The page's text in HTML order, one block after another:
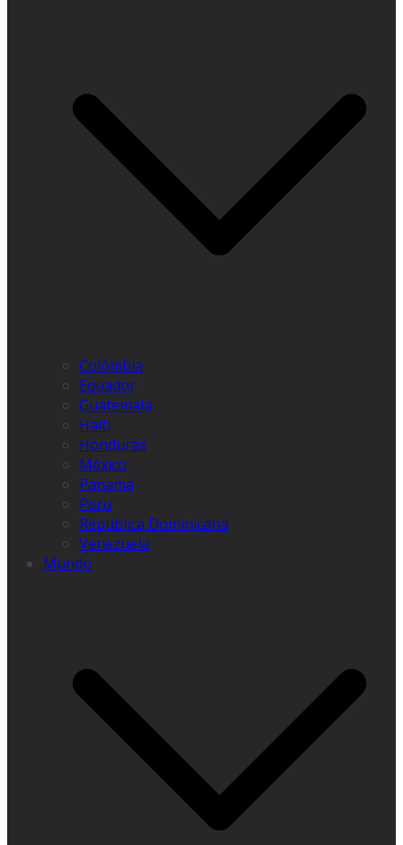
Colômbia
Equador
Guatemala
Haiti
Honduras
México
Panamá
Peru
Républica Dominicana
Venezuela
Mundo